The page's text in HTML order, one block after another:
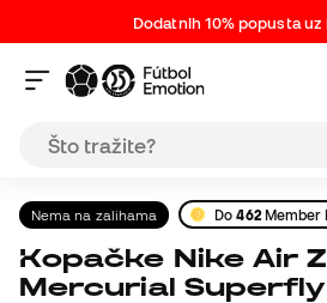
Dodatnih 10% popusta uz
Nema na zalihama Do462Member
Kopačke Nike Air Zoom
Mercurial Superfly